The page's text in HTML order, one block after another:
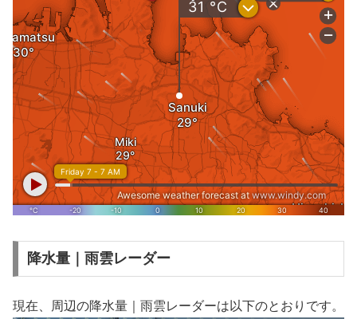
降水量｜雨雲レーダー
現在、周辺の降水量｜雨雲レーダーは以下のとおりです。